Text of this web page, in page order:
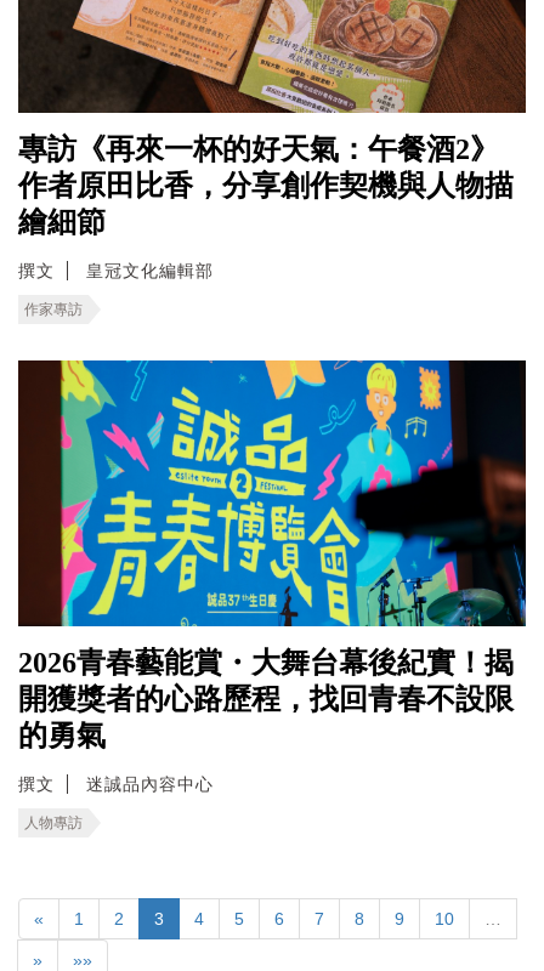
專訪《再來一杯的好天氣：午餐酒2》
作者原田比香，分享創作契機與人物描
繪細節
撰文 皇冠文化編輯部
作家專訪
2026青春藝能賞・大舞台幕後紀實！揭
開獲獎者的心路歷程，找回青春不設限
的勇氣
撰文 迷誠品內容中心
人物專訪
« 1 2 3 4 5 6 7 8 9 10
» »»